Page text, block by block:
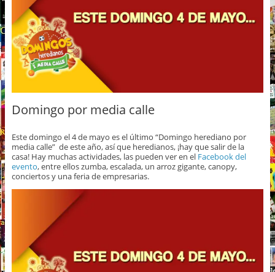
Domingo por media calle
Este domingo el 4 de mayo es el último “Domingo herediano por
media calle” de este año, así que heredianos, ¡hay que salir de la
casa! Hay muchas actividades, las pueden ver en el Facebook del
evento, entre ellos zumba, escalada, un arroz gigante, canopy,
conciertos y una feria de empresarias.